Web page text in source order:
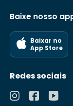
Baixe nosso
Baixar no
App Store
Redes sociais